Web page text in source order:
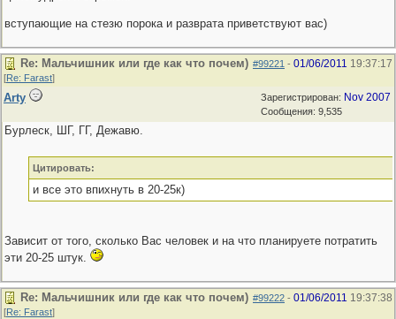
вступающие на стезю порока и разврата приветствуют вас)
#99221 - 01/06/2011 19:37:17
Re: Мальчишник или где как что почем)
[Re: Farast]
Зарегистрирован: Nov 2007
Сообщения: 9,535
Arty
Бурлеск, ШГ, ГГ, Дежавю.
Цитировать:
и все это впихнуть в 20-25к)
Зависит от того, сколько Вас человек и на что планируете потратить
эти 20-25 штук.
#99222 - 01/06/2011 19:37:38
Re: Мальчишник или где как что почем)
[Re: Farast]